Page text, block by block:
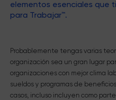
elementos esenciales que
para Trabajar™️.
Probablemente tengas varias
organización sea un gran lugar
organizaciones con mejor clima
sueldos y programas de
casos, incluso incluyen como